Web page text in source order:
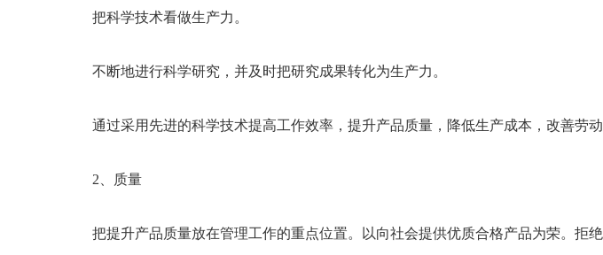
把科学技术看做生产力。
不断地进行科学研究，并及时把研究成果转化为生产力。
通过采用先进的科学技术提高工作效率，提升产品质量，降低生产成本，改善劳动
2、质量
把提升产品质量放在管理工作的重点位置。以向社会提供优质合格产品为荣。拒绝